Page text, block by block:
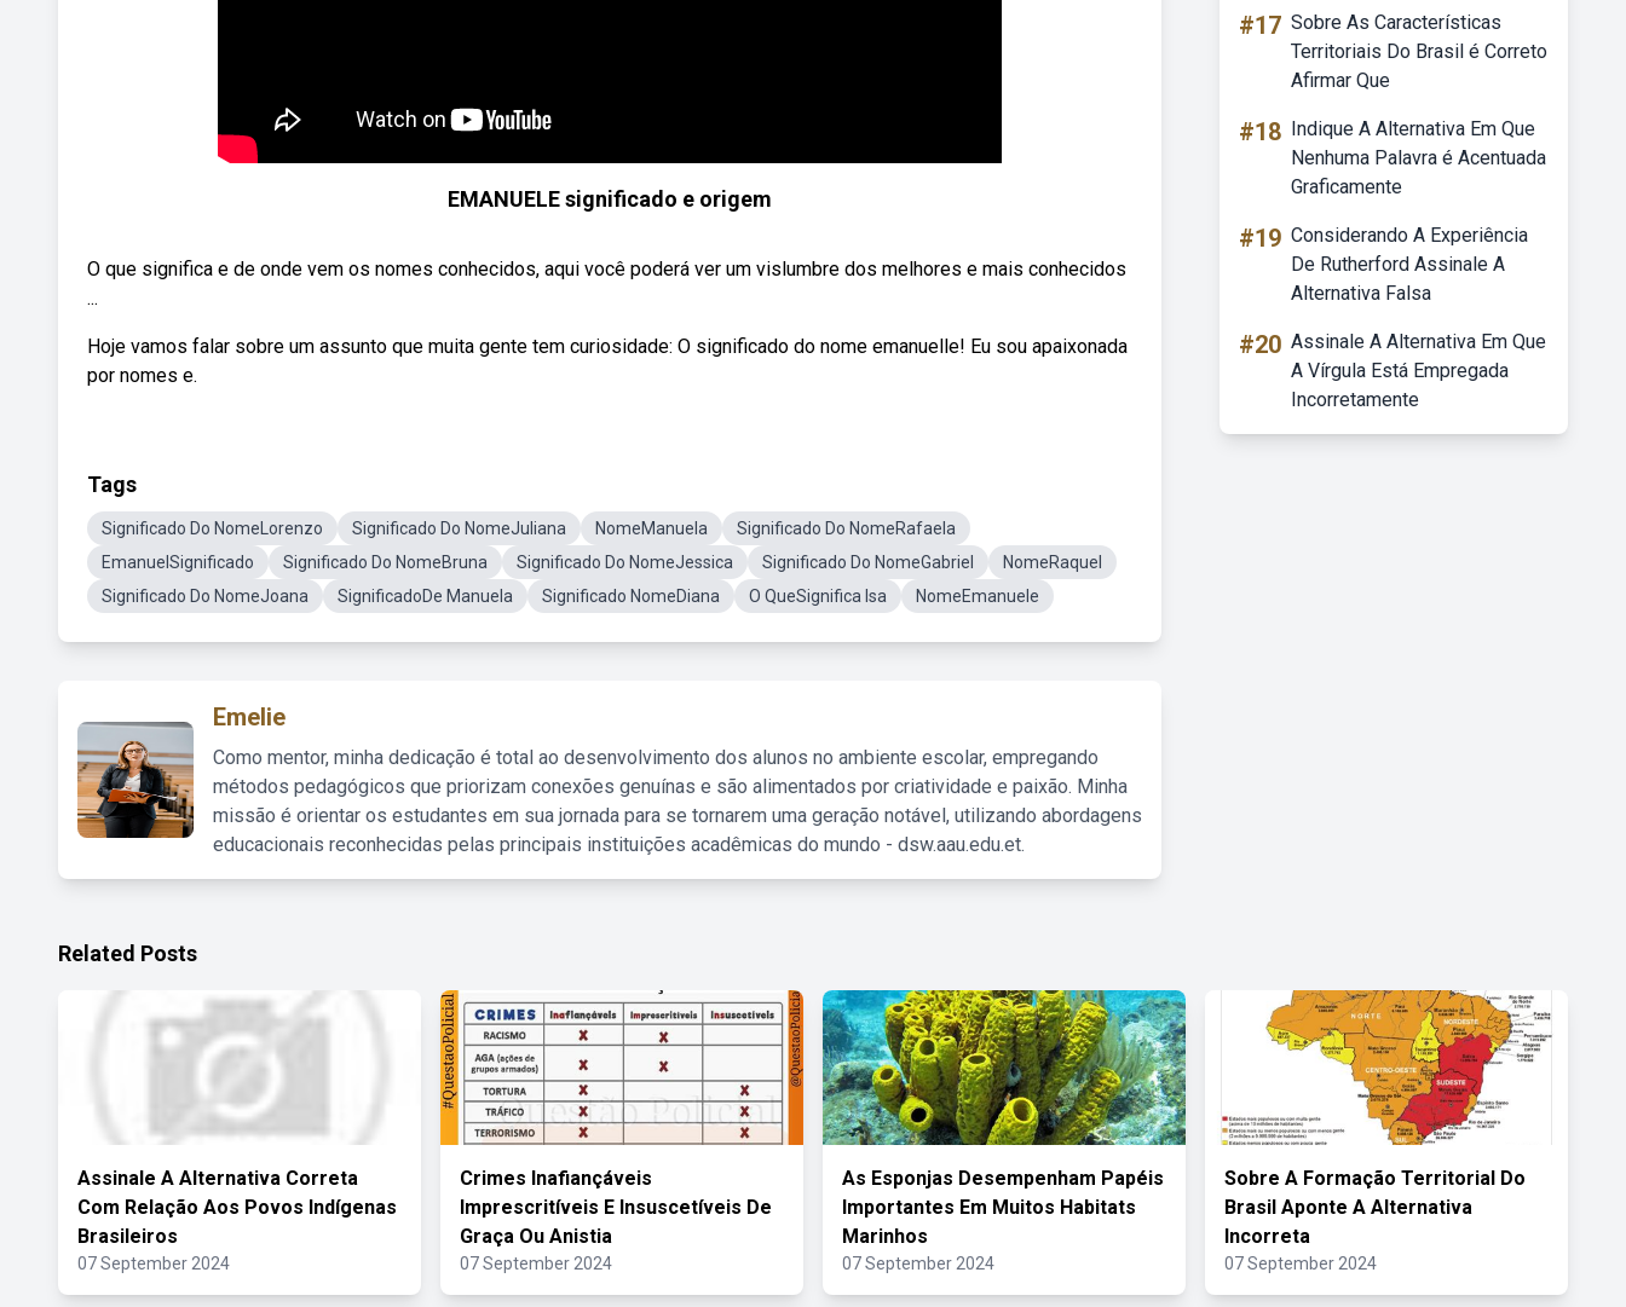
EMANUELE significado e origem
O que significa e de onde vem os nomes conhecidos, aqui você poderá ver um vislumbre dos melhores e mais conhecidos
...
Hoje vamos falar sobre um assunto que muita gente tem curiosidade: O significado do nome emanuelle! Eu sou apaixonada
por nomes e.
Tags
Significado Do NomeLorenzo Significado Do NomeJuliana NomeManuela
Significado Do NomeRafaela
EmanuelSignificado
Significado Do NomeBruna Significado Do NomeJessica Significado Do NomeGabriel
NomeRaquel
Significado Do NomeJoana
SignificadoDe Manuela Significado NomeDiana O QueSignifica Isa NomeEmanuele
Emelie
Como mentor, minha dedicação é total ao desenvolvimento dos alunos no ambiente escolar, empregando
métodos pedagógicos que priorizam conexões genuínas e são alimentados por criatividade e paixão. Minha
missão é orientar os estudantes em sua jornada para se tornarem uma geração notável, utilizando abordagens
educacionais reconhecidas pelas principais instituições acadêmicas do mundo - dsw.aau.edu.et.
#17 Sobre As Características
Territoriais Do Brasil é Correto
Afirmar Que
#18 Indique A Alternativa Em Que
Nenhuma Palavra é Acentuada
Graficamente
#19 Considerando A Experiência
De Rutherford Assinale A
Alternativa Falsa
#20 Assinale A Alternativa Em Que
A Vírgula Está Empregada
Incorretamente
Related Posts
Assinale A Alternativa Correta
Com Relação Aos Povos Indígenas
Brasileiros
07 September 2024
Crimes Inafiançáveis
Imprescritíveis E Insuscetíveis De
Graça Ou Anistia
07 September 2024
As Esponjas Desempenham Papéis
Importantes Em Muitos Habitats
Marinhos
07 September 2024
Sobre A Formação Territorial Do
Brasil Aponte A Alternativa
Incorreta
07 September 2024